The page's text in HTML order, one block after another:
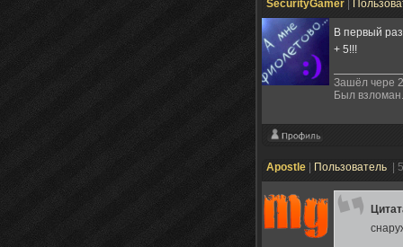
SecurityGamer
В первый
+ 5!!!
Зашёл чере
Был
Apostle Пользователь |